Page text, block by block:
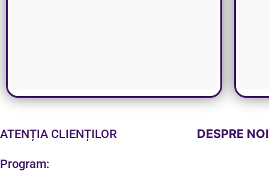
ATENȚIA CLIENȚILOR
Program:
DESPRE NOI